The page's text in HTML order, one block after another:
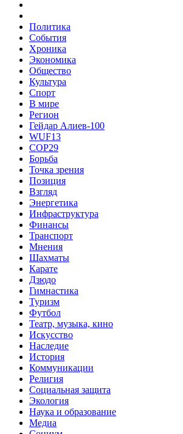
Политика
События
Хроника
Экономика
Общество
Культура
Спорт
В мире
Регион
Гейдар Алиев-100
WUF13
COP29
Борьба
Точка зрения
Позиция
Взгляд
Энергетика
Инфраструктура
Финансы
Транспорт
Мнения
Шахматы
Карате
Дзюдо
Гимнастика
Туризм
Футбол
Театр, музыка, кино
Искусство
Наследие
История
Коммуникации
Религия
Социальная защита
Экология
Наука и образование
Медиа